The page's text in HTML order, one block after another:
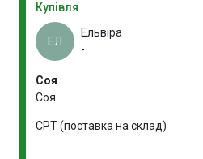
Купівля
ЕЛ
Ельвіра
-
Соя
Соя
CPT (поставка на склад)